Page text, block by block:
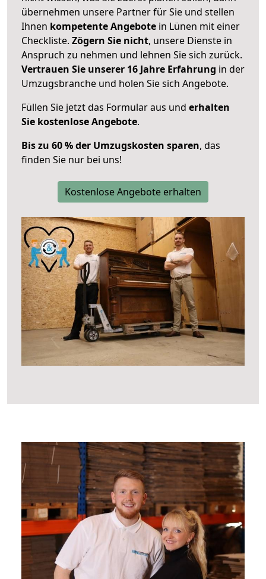
übernehmen unsere Partner für Sie und stellen
Ihnen kompetente Angebote in Lünen mit einer
Checkliste. Zögern Sie nicht, unsere Dienste in
Anspruch zu nehmen und lehnen Sie sich zurück.
Vertrauen Sie unserer 16 Jahre Erfahrung in der
Umzugsbranche und holen Sie sich Angebote.
Füllen Sie jetzt das Formular aus und erhalten
Sie kostenlose Angebote.
Bis zu 60 % der Umzugskosten sparen, das
finden Sie nur bei uns!
Kostenlose Angebote erhalten